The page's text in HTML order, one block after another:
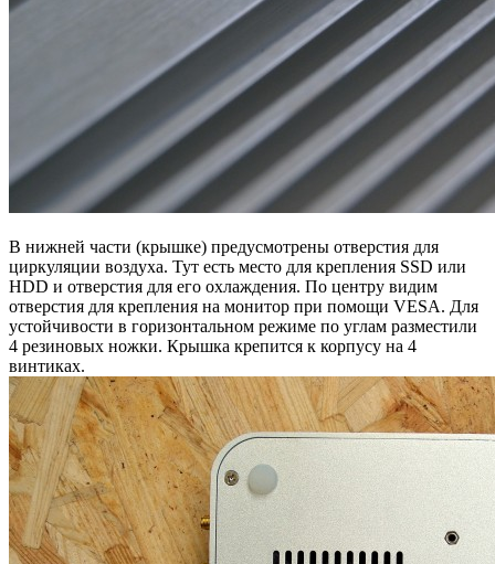
В нижней части (крышке) предусмотрены отверстия для
циркуляции воздуха. Тут есть место для крепления SSD или
HDD и отверстия для его охлаждения. По центру видим
отверстия для крепления на монитор при помощи VESA. Для
устойчивости в горизонтальном режиме по углам разместили
4 резиновых ножки. Крышка крепится к корпусу на 4
винтиках.